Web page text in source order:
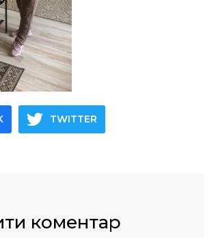
TWITTER
коментар